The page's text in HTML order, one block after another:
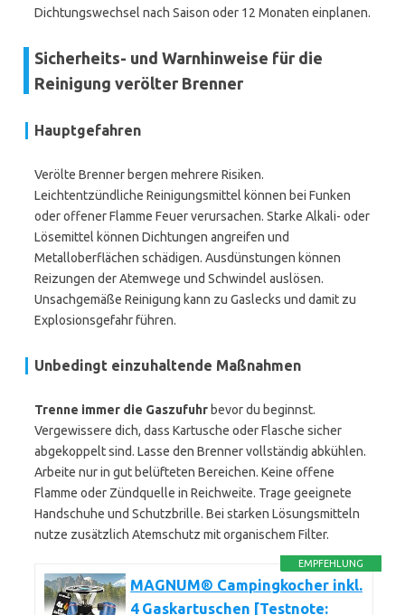
Dichtungswechsel nach Saison oder 12 Monaten einplanen.
Sicherheits- und Warnhinweise für die
Reinigung verölter Brenner
Hauptgefahren
Verölte Brenner bergen mehrere Risiken.
Leichtentzündliche Reinigungsmittel können bei Funken
oder offener Flamme Feuer verursachen. Starke Alkali- oder
Lösemittel können Dichtungen angreifen und
Metalloberflächen schädigen. Ausdünstungen können
Reizungen der Atemwege und Schwindel auslösen.
Unsachgemäße Reinigung kann zu Gaslecks und damit zu
Explosionsgefahr führen.
Unbedingt einzuhaltende Maßnahmen
Trenne immer die Gaszufuhr bevor du beginnst.
Vergewissere dich, dass Kartusche oder Flasche sicher
abgekoppelt sind. Lasse den Brenner vollständig abkühlen.
Arbeite nur in gut belüfteten Bereichen. Keine offene
Flamme oder Zündquelle in Reichweite. Trage geeignete
Handschuhe und Schutzbrille. Bei starken Lösungsmitteln
nutze zusätzlich Atemschutz mit organischem Filter.
EMPFEHLUNG
MAGNUM® Campingkocher inkl.
4 Gaskartuschen [Testnote: